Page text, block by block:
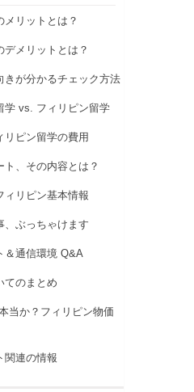
メリットとは？
デメリットとは？
きが分かるチェック方法
学 vs. フィリピン留学
リピン留学の費用
ト、その内容とは？
ィリピン基本情報
、ぶっちゃけます
＆通信環境 Q&A
てのまとめ
当か？フィリピン物価
関連の情報